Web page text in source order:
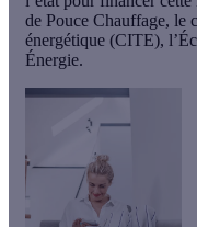
de Pouce Chauffage, le
énergétique (CITE),
Énergie.